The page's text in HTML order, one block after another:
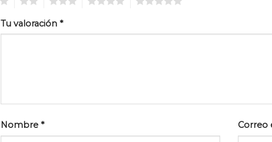
Tu valoración *
Nombre * Correo